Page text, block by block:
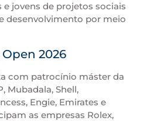
jovens de projetos sociais
desenvolvimento por meio
2026
com patrocínio máster da
Mubadala, Shell,
Engie, Emirates e
as empresas Rolex,